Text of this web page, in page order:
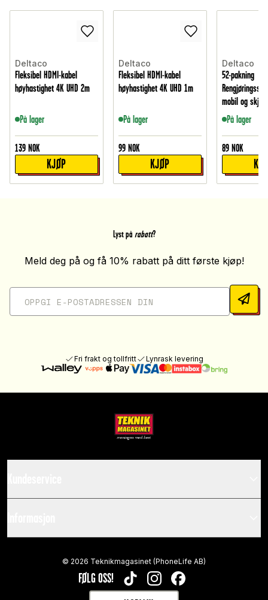
Deltaco
Fleksibel HDMI-kabel
høyhastighet 4K UHD 2m
På lager
139 NOK
KJØP
Deltaco
Fleksibel HDMI-kabel
høyhastighet 4K UHD 1m
På lager
99 NOK
KJØP
Deltaco
52-pakning
mobil og
På lager
89 NOK
Lyst på rabatt?
Meld deg på og få 10% rabatt på ditt første kjøp!
Fri frakt og tollfritt Lynrask levering
FØLG OSS! TIKTOKINSTAGRAMFACEBOOK
© 2026 Teknikmagasinet (PhoneLife AB)